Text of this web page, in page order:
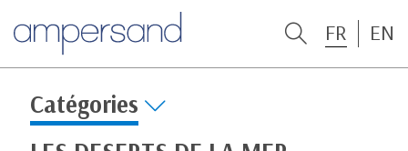
FR EN
Catégories